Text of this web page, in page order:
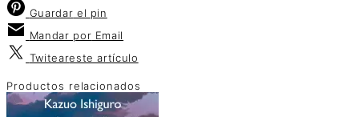
Guardar el pin
Mandar por Email
Twiteareste artículo
Productos relacionados